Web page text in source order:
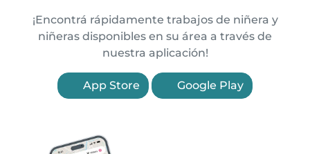
¡Encontrá rápidamente trabajos de niñera y
niñeras disponibles en su área a través de
nuestra aplicación!
App Store Google Play